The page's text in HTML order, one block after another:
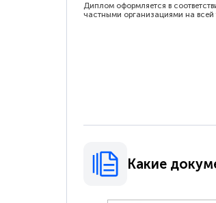
Диплом оформляется в
частными организациями на всей
Какие